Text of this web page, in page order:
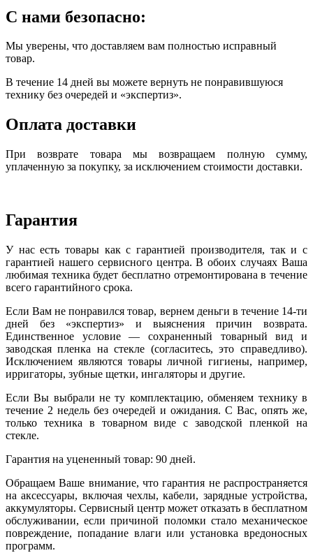
С нами безопасно:
Мы уверены, что доставляем вам полностью исправный
товар.
В течение 14 дней вы можете вернуть не понравившуюся
технику без очередей и «экспертиз».
Оплата доставки
При возврате товара мы возвращаем полную сумму,
уплаченную за покупку, за исключением стоимости доставки.
Гарантия
У нас есть товары как с гарантией производителя, так и с
гарантией нашего сервисного центра. В обоих случаях Ваша
любимая техника будет бесплатно отремонтирована в течение
всего гарантийного срока.
Если Вам не понравился товар, вернем деньги в течение 14-ти
дней без «экспертиз» и выяснения причин возврата.
Единственное условие — сохраненный товарный вид и
заводская пленка на стекле (согласитесь, это справедливо).
Исключением являются товары личной гигиены, например,
ирригаторы, зубные щетки, ингаляторы и другие.
Если Вы выбрали не ту комплектацию, обменяем технику в
течение 2 недель без очередей и ожидания. С Вас, опять же,
только техника в товарном виде с заводской пленкой на
стекле.
Гарантия на уцененный товар: 90 дней.
Обращаем Ваше внимание, что гарантия не распространяется
на аксессуары, включая чехлы, кабели, зарядные устройства,
аккумуляторы. Сервисный центр может отказать в бесплатном
обслуживании, если причиной поломки стало механическое
повреждение, попадание влаги или установка вредоносных
программ.